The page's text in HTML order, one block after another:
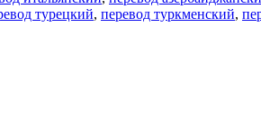
турецкий, перевод туркменский,